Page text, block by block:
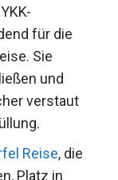
für die
Sie
und
verstaut
Reise, die
Platz in